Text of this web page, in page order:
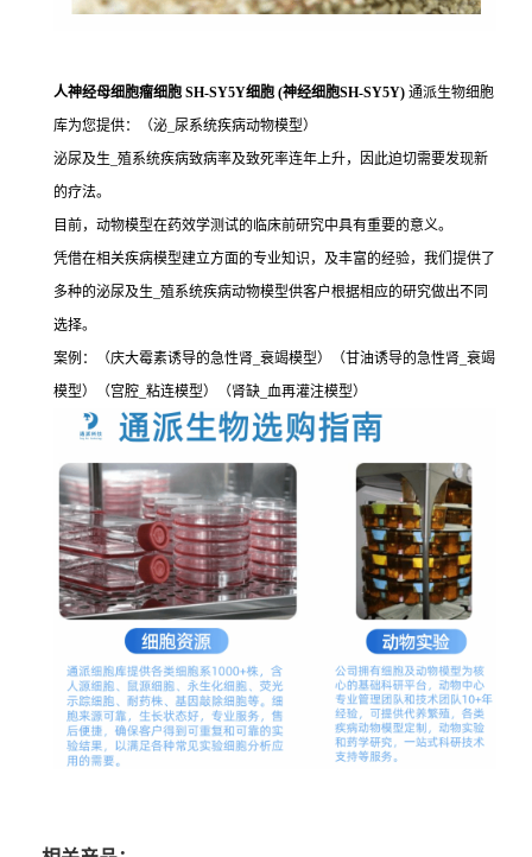
人神经母细胞瘤细胞 SH-SY5Y细胞 (神经细胞SH-SY5Y) 通派生物细胞
库为您提供：（泌_尿系统疾病动物模型）
泌尿及生_殖系统疾病致病率及致死率连年上升，因此迫切需要发现新
的疗法。
目前，动物模型在药效学测试的临床前研究中具有重要的意义。
凭借在相关疾病模型建立方面的专业知识，及丰富的经验，我们提供了
多种的泌尿及生_殖系统疾病动物模型供客户根据相应的研究做出不同
选择。
案例：（庆大霉素诱导的急性肾_衰竭模型）（甘油诱导的急性肾_衰竭
模型）（宫腔_粘连模型）（肾缺_血再灌注模型）